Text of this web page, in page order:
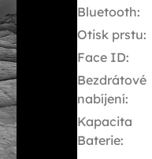
Bluetooth:
Otisk prstu:
Face ID:
Bezdrátové
nabíjení:
Kapacita
Baterie: